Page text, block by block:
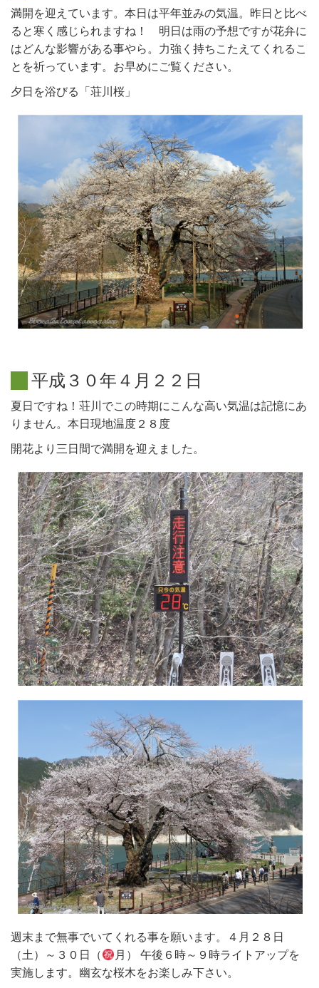
満開を迎えています。本日は平年並みの気温。昨日と比べ
ると寒く感じられますね！ 明日は雨の予想ですが花弁に
はどんな影響がある事やら。力強く持ちこたえてくれるこ
とを祈っています。お早めにご覧ください。
夕日を浴びる「荘川桜」
平成 ３ ０年 ４ 月 ２ ２ 日
夏日ですね！荘川でこの時期にこんな高い気温は記憶にあ
りません。本日現地温度２８度
開花より三日間で満開を迎えました。
週末まで無事でいてくれる事を願います。４月２８日
（土）～３０日（
月） 午後６時～９時ライトアップを
実施します。幽玄な桜木をお楽しみ下さい。